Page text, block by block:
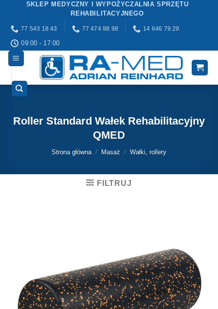
Przewiń
zawartości
SKLEP MEDYCZNY I WYPOŻYCZALNIA SPRZĘTU
REHABILITACYJNEGO
77 543 18 43 77 474 98 98 14 646 79 29
09:00 - 17:00
Roller Standard Wałek Rehabilitacyjny
QMED
Strona główna / Masaż / Wałki, rollery
FILTRUJ